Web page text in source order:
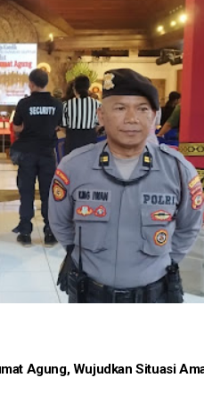
Agung, Wujudkan Situasi